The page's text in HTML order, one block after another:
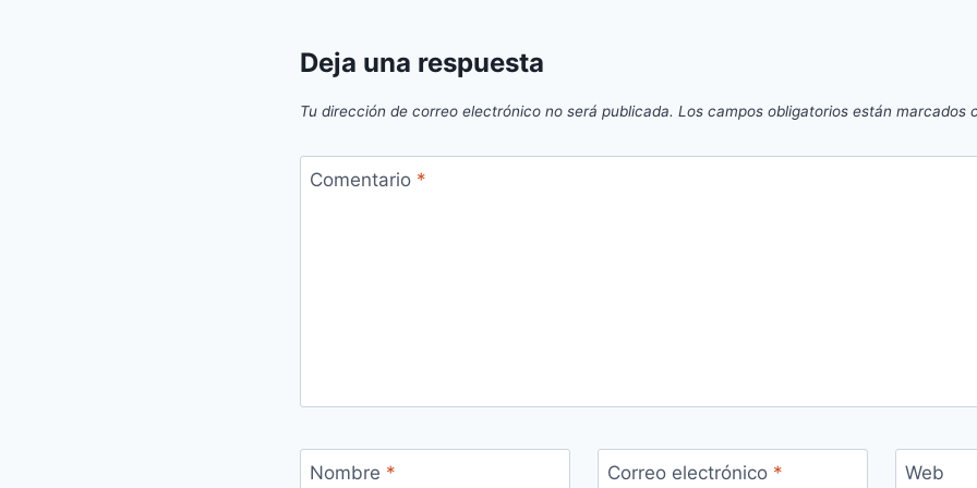
Deja una respuesta
Tu dirección de correo electrónico no será publicada. Los campos obligatorios están marcados
Comentario *
Nombre * Correo electrónico * Web